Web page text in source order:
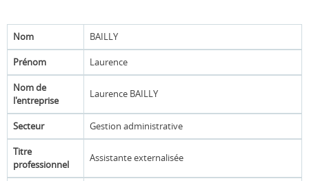
Nom BAILLY
Prénom Laurence
Nom de
l'entreprise
Laurence BAILLY
Secteur Gestion administrative
Titre
professionnel
Assistante externalisée